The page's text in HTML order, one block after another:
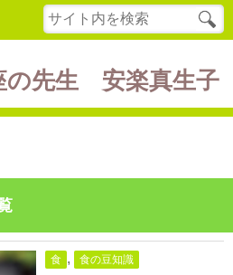
の先生 安楽真生子
食 , 食の豆知識